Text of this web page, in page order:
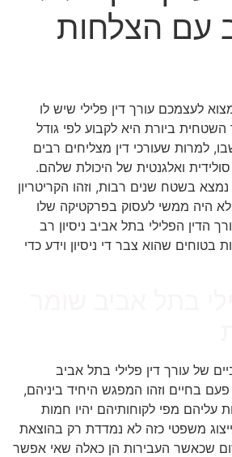
עם הצלחות
לעצמכם עורך דין פלילי שיש לו
ביורת היא לקבוע לפי גודל
למרות שעורכי דין מצליחים רבים
ואלגנטית של היכולת שלהם.
בשטח שנים רבות, וזהו הקריטריון
היה ממשי לעסוק בפרקטיקה שלו
הדין הפלילי בתל אביב ניסיון רב
בטוחים שהוא צבר די ניסיון וידע כדי
של עורך דין פלילי בתל אביב
בחיים וזהו המפגש היחיד ביניהם,
עליהם מפי לקוחותיהם יהיו חמות
משפטי כזה לא נמדדת רק בהוצאת
שכאשר העבירות הן כאלה שאי אפשר